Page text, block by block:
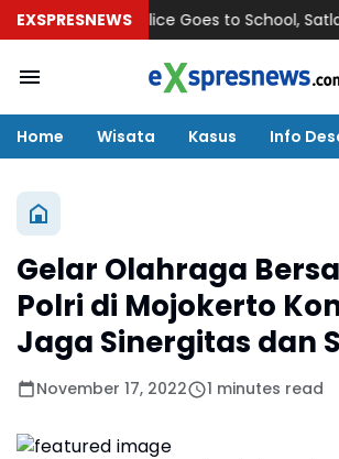
EXSPRESNEWSPolice Goes to School, Satlantas
Home Wisata Kasus Info
Gelar Olahraga
Polri di Mojokerto
Jaga Sinergitas dan
November 17, 2022 1 minutes read